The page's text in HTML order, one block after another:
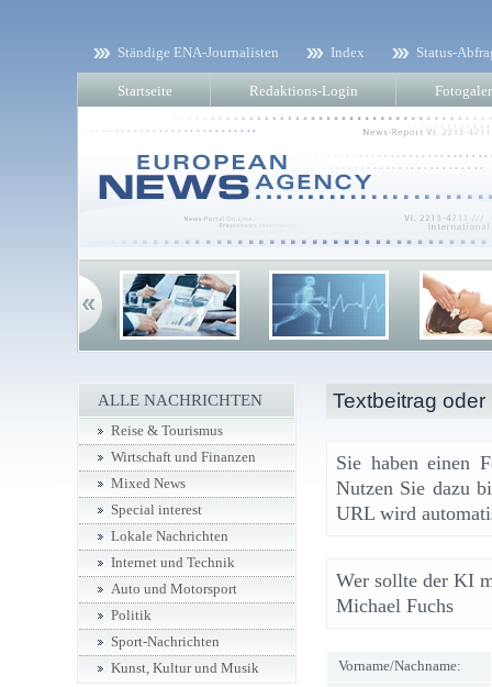
Ständige ENA-Journalisten Index Status-
Startseite Redaktions-Login
Textbeitrag
Sie haben einen
Nutzen Sie dazu
URL wird
Wer sollte der KI
Michael Fuchs
Vorname/Nachname:
ALLE NACHRICHTEN
Reise & Tourismus
Wirtschaft und Finanzen
Mixed News
Special interest
Lokale Nachrichten
Internet und Technik
Auto und Motorsport
Politik
Sport-Nachrichten
Kunst, Kultur und Musik